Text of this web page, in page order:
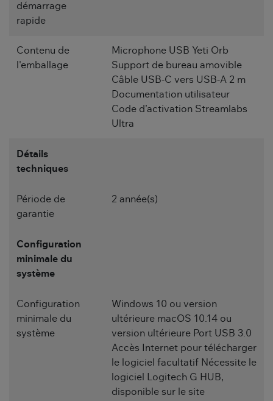
démarrage
rapide
Contenu de
l'emballage
Microphone USB Yeti Orb
Support de bureau amovible
Câble USB-C vers USB-A 2 m
Documentation utilisateur
Code d’activation Streamlabs
Ultra
Détails
techniques
Période de
garantie
2 année(s)
Configuration
minimale du
système
Configuration
minimale du
système
Windows 10 ou version
ultérieure macOS 10.14 ou
version ultérieure Port USB 3.0
Accès Internet pour télécharger
le logiciel facultatif Nécessite le
logiciel Logitech G HUB,
disponible sur le site